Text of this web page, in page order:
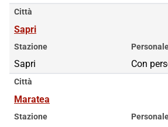
Città
Sapri
Stazione
Sapri Con
Città
Maratea
Stazione